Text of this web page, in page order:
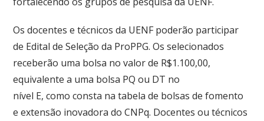
Os docentes e técnicos da UENF poderão participar
de Edital de Seleção da ProPPG. Os selecionados
receberão uma bolsa no valor de R$1.100,00,
equivalente a uma bolsa PQ ou DT no
nível E, como consta na tabela de bolsas de fomento
e extensão inovadora do CNPq. Docentes ou técnicos